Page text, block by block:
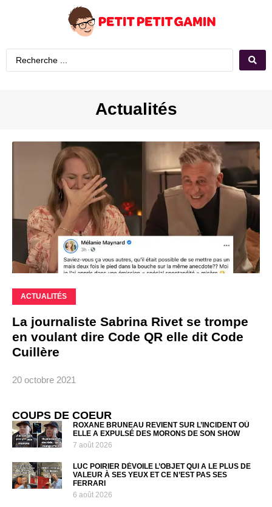
Actualités
ACTUALITÉS
La journaliste Sabrina Rivet se trompe
en voulant dire Code QR elle dit Code
Cuillère
20 octobre 2021
COUPS DE COEUR
ROXANE BRUNEAU REVIENT SUR L’INCIDENT OÙ
ELLE A EXPULSÉ DES MORONS DE SON SHOW
7 août 2026
LUC POIRIER DÉVOILE L’OBJET QUI A LE PLUS DE
VALEUR À SES YEUX ET CE N’EST PAS SES
FERRARI
6 août 2026